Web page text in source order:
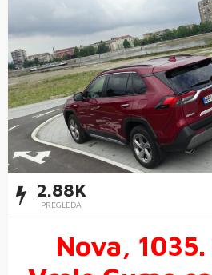
2.88K
PREGLEDA
Nova,